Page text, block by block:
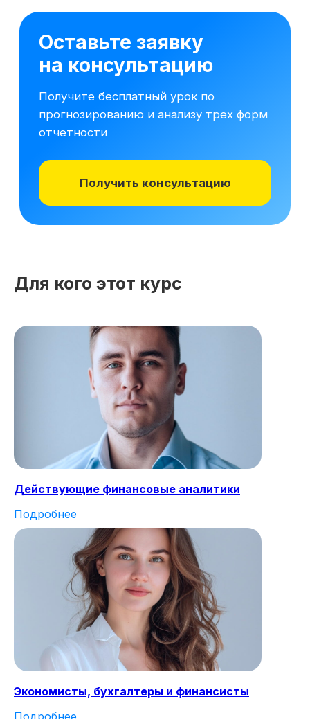
Для кого этот курс
Действующие финансовые аналитики
Подробнее
Экономисты, бухгалтеры и финансисты
Подробнее